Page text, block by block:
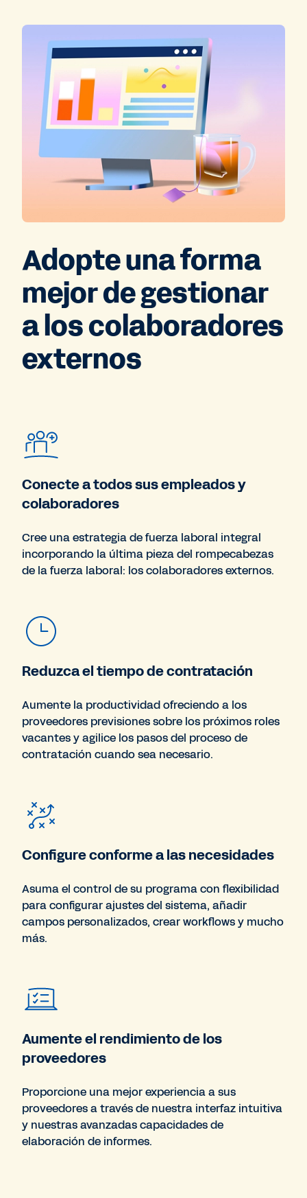
Adopte una forma
mejor de gestionar
a los colaboradores
externos
Conecte a todos sus empleados y
colaboradores
Cree una estrategia de fuerza laboral integral
incorporando la última pieza del rompecabezas
de la fuerza laboral: los colaboradores externos.
Reduzca el tiempo de contratación
Aumente la productividad ofreciendo a los
proveedores previsiones sobre los próximos roles
vacantes y agilice los pasos del proceso de
contratación cuando sea necesario.
Configure conforme a las necesidades
Asuma el control de su programa con flexibilidad
para configurar ajustes del sistema, añadir
campos personalizados, crear workflows y mucho
más.
Aumente el rendimiento de los
proveedores
Proporcione una mejor experiencia a sus
proveedores a través de nuestra interfaz intuitiva
y nuestras avanzadas capacidades de
elaboración de informes.